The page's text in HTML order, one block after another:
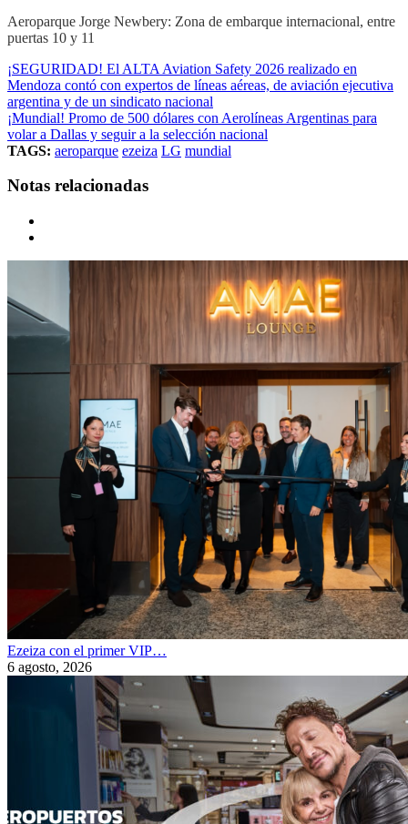
Aeroparque Jorge Newbery: Zona de embarque internacional, entre
puertas 10 y 11
¡SEGURIDAD! El ALTA Aviation Safety 2026 realizado en
Mendoza contó con expertos de líneas aéreas, de aviación ejecutiva
argentina y de un sindicato nacional
¡Mundial! Promo de 500 dólares con Aerolíneas Argentinas para
volar a Dallas y seguir a la selección nacional
TAGS: aeroparque ezeiza LG mundial
Notas relacionadas
Ezeiza con el primer VIP…
6 agosto, 2026